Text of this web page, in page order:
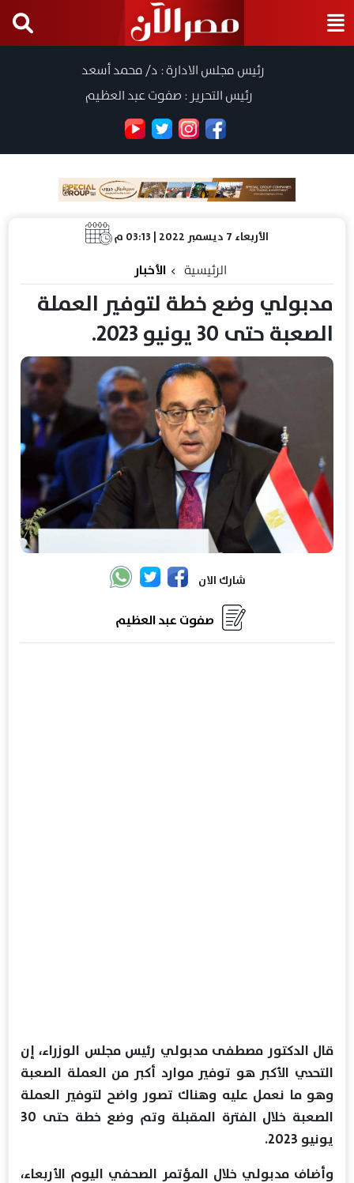
رئيس مجلس الادارة : د/ محمد أسعد
رئيس التحرير : صفوت عبد العظيم
الأربعاء 7 ديسمبر 2022 | 03:13 م
الرئيسية الأخبار
مدبولي وضع خطة لتوفير العملة
الصعبة حتى 30 يونيو 2023.
شارك الان
صفوت عبد العظيم
قال الدكتور مصطفى مدبولي رئيس مجلس الوزراء، إن
التحدي الأكبر هو توفير موارد أكبر من العملة الصعبة
وهو ما نعمل عليه وهناك تصور واضح لتوفير العملة
الصعبة خلال الفترة المقبلة وتم وضع خطة حتى 30
يونيو 2023.
وأضاف مدبولي خلال المؤتمر الصحفي اليوم الأربعاء،